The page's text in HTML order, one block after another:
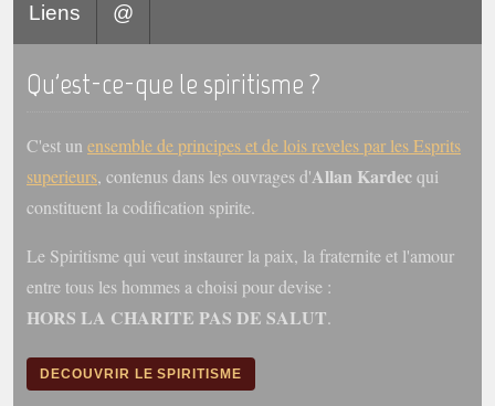
Liens @
Qu'est-ce-que le spiritisme ?
C'est un ensemble de principes et de lois reveles par les Esprits
superieurs, contenus dans les ouvrages d'Allan Kardecqui
constituent la codification spirite.
Le Spiritisme qui veut instaurer la paix, la fraternite et l'amour
entre tous les hommes a choisi pour devise :
HORS LA CHARITE PAS DE SALUT.
DECOUVRIR LE SPIRITISME